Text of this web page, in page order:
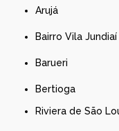
Arujá
Bairro Vila Jundiaí
Barueri
Bertioga
Riviera de São